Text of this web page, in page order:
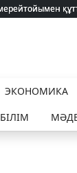
ЭКОНОМИКА
БІЛІМ